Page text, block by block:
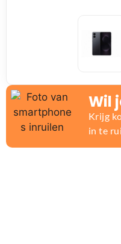
Wil
Krijg
in te